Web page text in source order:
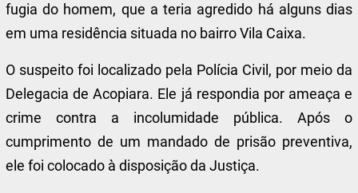
fugia do homem, que a teria agredido há alguns dias
em uma residência situada no bairro Vila Caixa.
O suspeito foi localizado pela Polícia Civil, por meio da
Delegacia de Acopiara. Ele já respondia por ameaça e
crime contra a incolumidade pública. Após o
cumprimento de um mandado de prisão preventiva,
ele foi colocado à disposição da Justiça.